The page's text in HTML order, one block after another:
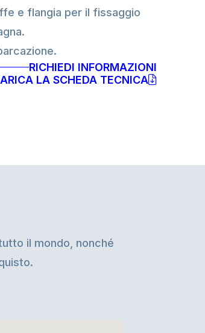
e flangia per il fissaggio
RICHIEDI INFORMAZIONI
LA SCHEDA TECNICA
il mondo, nonché